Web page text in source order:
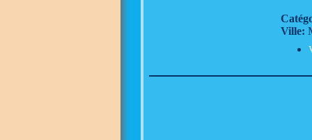
Ville: